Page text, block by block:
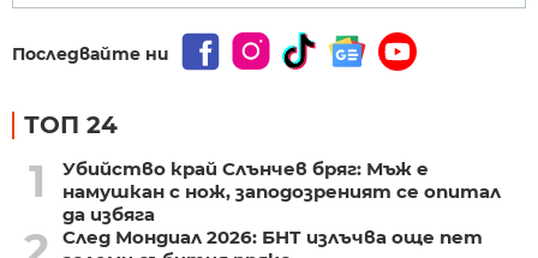
Последвайте ни
ТОП 24
1
Убийство край Слънчев бряг: Мъж е
намушкан с нож, заподозреният се опитал
да избяга
След Мондиал 2026: БНТ излъчва още пет